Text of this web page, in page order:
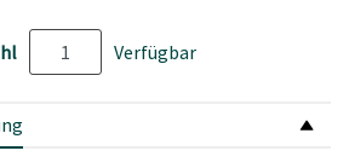
Verfügbar